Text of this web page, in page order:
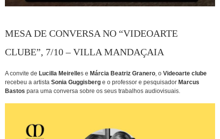
MESA DE CONVERSA NO “VIDEOARTE
CLUBE”, 7/10 – VILLA MANDAÇAIA
A convite de Lucilla Meirelles e Márcia Beatriz Granero, o Videoarte clube
recebeu a artista Sonia Guggisberg e o professor e pesquisador Marcus
Bastos para uma conversa sobre os seus trabalhos audiovisuais.